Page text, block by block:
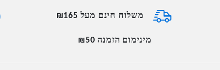
משלוח חינם מעל ₪165
מינימום הזמנה ₪50